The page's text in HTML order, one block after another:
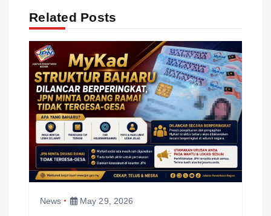
a
v
g
a
Related Posts
News May 29, 2026